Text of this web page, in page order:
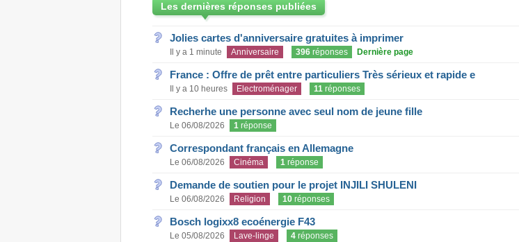
Les dernières réponses publiées
Jolies cartes d'anniversaire gratuites à imprimer
Il y a 1 minute Anniversaire 396réponses Dernière page
France : Offre de prêt entre particuliers Très sérieux et rapide e
Il y a 10 heures Electroménager 11réponses
Recherhe une personne avec seul nom de jeune fille
Le 06/08/2026 1réponse
Correspondant français en Allemagne
Le 06/08/2026 Cinéma 1réponse
Demande de soutien pour le projet INJILI SHULENI
Le 06/08/2026 Religion 10réponses
Bosch logixx8 ecoénergie F43
Le 05/08/2026 Lave-linge 4réponses